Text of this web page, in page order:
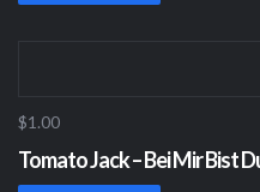
$1.00
Tomato Jack – Bei Mir Bist